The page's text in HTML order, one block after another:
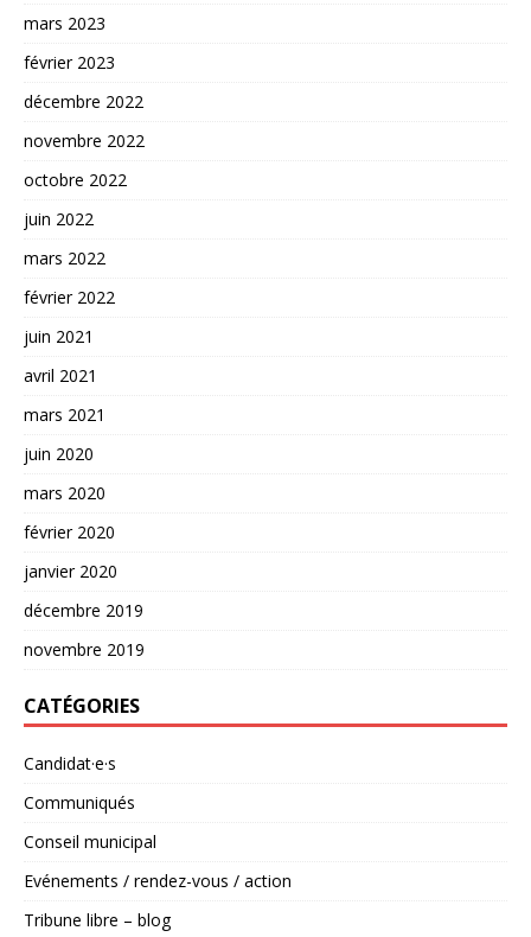
mars 2023
février 2023
décembre 2022
novembre 2022
octobre 2022
juin 2022
mars 2022
février 2022
juin 2021
avril 2021
mars 2021
juin 2020
mars 2020
février 2020
janvier 2020
décembre 2019
novembre 2019
CATÉGORIES
Candidat·e·s
Communiqués
Conseil municipal
Evénements / rendez-vous / action
Tribune libre – blog